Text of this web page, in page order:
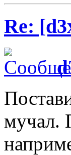
Re:
мучал.